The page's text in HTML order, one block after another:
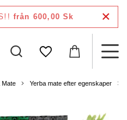
från 600,00 Sk
Mate Yerba mate efter egenskaper